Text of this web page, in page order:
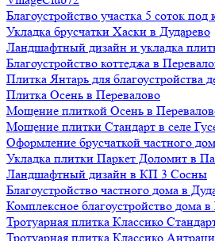
Благоустройство участка 5 соток
Укладка брусчатки Хаски в Дударево
Ландшафтный дизайн и укладка
Благоустройство коттеджа в
Плитка Янтарь для благоустройства
Плитка Осень в Перевалово
Мощение плиткой Осень в
Мощение плитки Стандарт в селе
Оформление брусчаткой частного
Укладка плитки Паркет Доломит в
Ландшафтный дизайн в КП 3 Сосны
Благоустройство частного дома в
Комплексное благоустройство дома
Тротуарная плитка Классико
Тротуарная плитка Классико